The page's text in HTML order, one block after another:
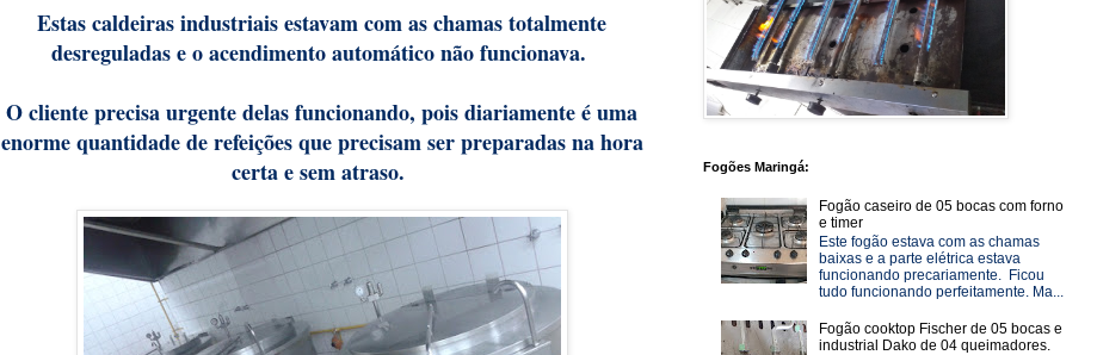
Estas caldeiras industriais estavam com as chamas totalmente
desreguladas e o acendimento automático não funcionava.
O cliente precisa urgente delas funcionando, pois diariamente é uma
enorme quantidade de refeições que precisam ser preparadas na hora
certa e sem atraso.
Fogões Maringá:
Fogão caseiro de 05 bocas com forno
e timer
Este fogão estava com as chamas
baixas e a parte elétrica estava
funcionando precariamente. Ficou
tudo funcionando perfeitamente. Ma...
Fogão cooktop Fischer de 05 bocas e
industrial Dako de 04 queimadores.